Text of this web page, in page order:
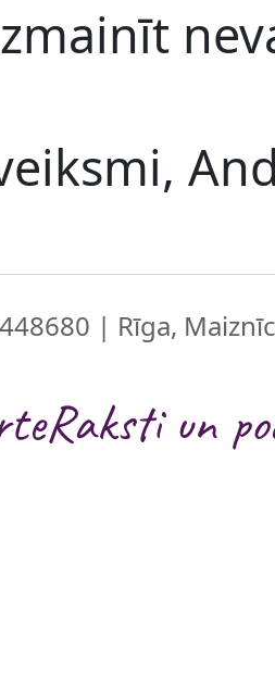
| Rīga,
Raksti un